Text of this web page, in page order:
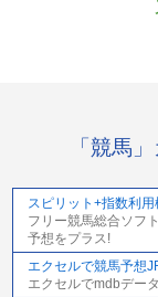
「競馬
スピリット+指数利
フリー競馬総合ソフ
予想をプラス!
エクセルで競馬予想
エクセルでmdbデー